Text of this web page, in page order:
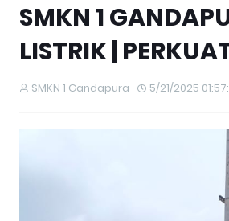
SMKN 1
LISTRIK |
SMKN 1 Gandapura 5/21/2025